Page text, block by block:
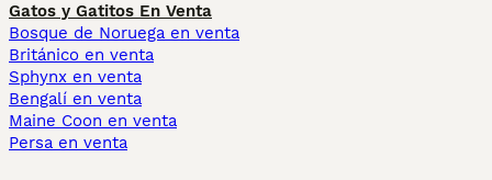
Gatos y Gatitos En Venta
Bosque de Noruega en venta
Británico en venta
Sphynx en venta
Bengalí en venta
Maine Coon en venta
Persa en venta